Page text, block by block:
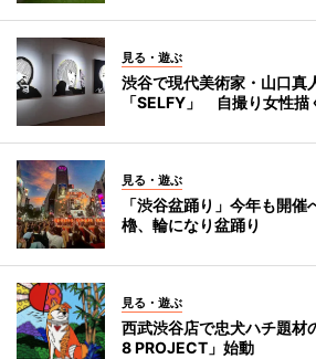
見る・遊ぶ
渋谷で現代美術家・山口真
「SELFY」 自撮り女性描
見る・遊ぶ
「渋谷盆踊り」今年も開
櫓、輪になり盆踊り
見る・遊ぶ
西武渋谷店で忠犬ハチ題
8 PROJECT」始動